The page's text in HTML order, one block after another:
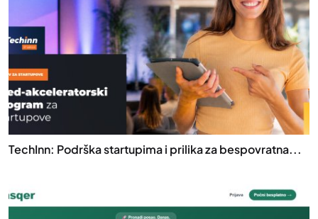
TechInn: Podrška startupima i prilika za bespovratna...